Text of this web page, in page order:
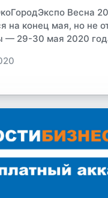
Весна
на конец мая, но не
— 29-30 мая 2020